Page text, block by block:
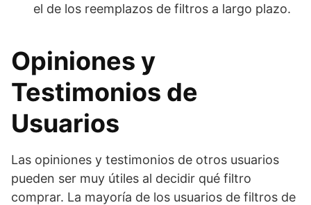
el de los reemplazos de filtros a largo plazo.
Opiniones y
Testimonios de
Usuarios
Las opiniones y testimonios de otros usuarios
pueden ser muy útiles al decidir qué filtro
comprar. La mayoría de los usuarios de filtros de